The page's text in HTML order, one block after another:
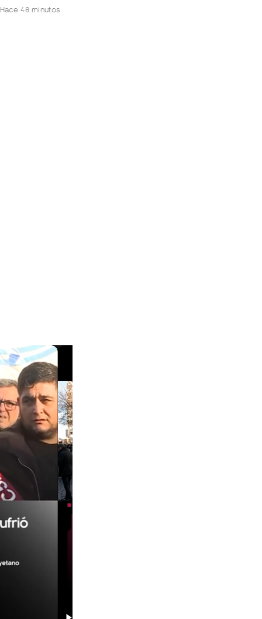
Hace 48 minutos